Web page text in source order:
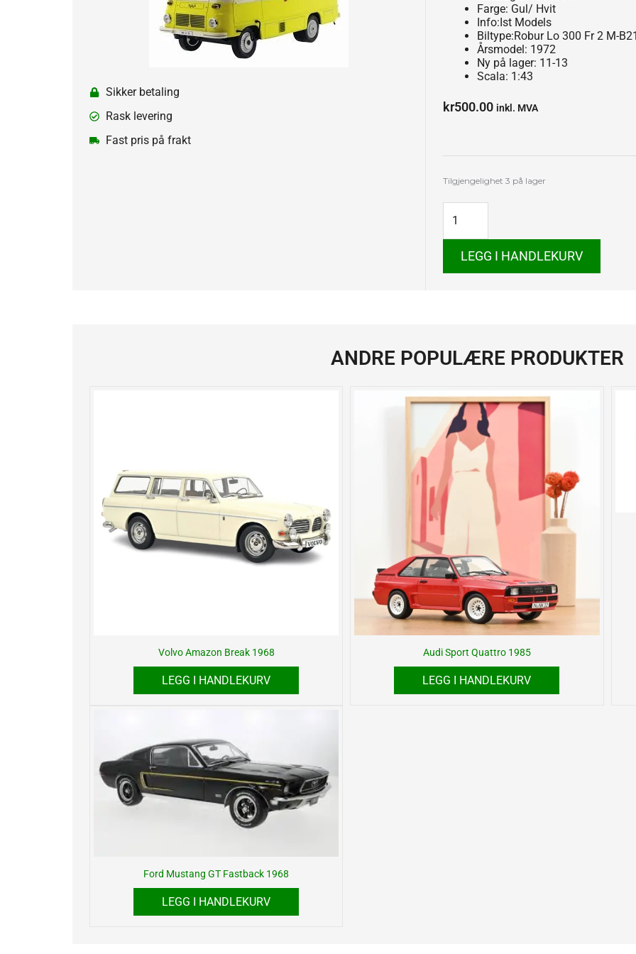
Sikker betaling
Rask levering
Fast pris på frakt
Farge: Gul/ Hvit
Info:Ist Models
Biltype:Robur Lo 300 Fr 2 M-
Årsmodel: 1972
Ny på lager: 11-13
Scala: 1:43
kr500.00 inkl. MVA
Tilgjengelighet 3 på lager
Robur
3000
21
LEGG I HANDLEKURV
ANDRE POPULÆRE PRODUKTER
Volvo Amazon Break 1968
LEGG I HANDLEKURV
Audi Sport Quattro 1985
LEGG I HANDLEKURV
Ford Mustang GT Fastback 1968
LEGG I HANDLEKURV